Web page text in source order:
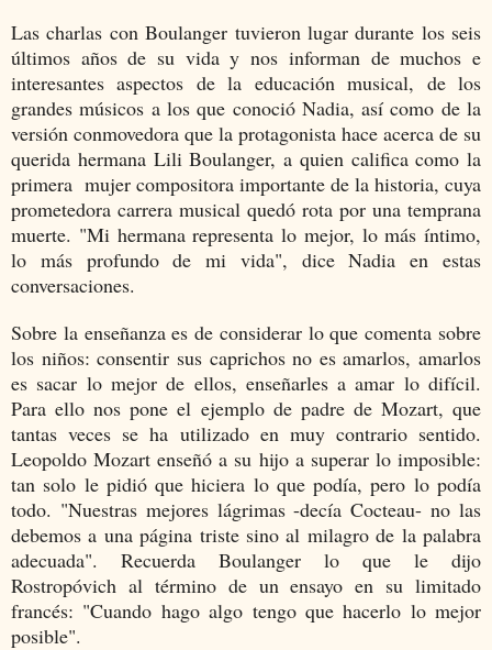
Las charlas con Boulanger tuvieron lugar durante los seis
últimos años de su vida y nos informan de muchos e
interesantes aspectos de la educación musical, de los
grandes músicos a los que conoció Nadia, así como de la
versión conmovedora que la protagonista hace acerca de su
querida hermana Lili Boulanger, a quien califica como la
primera mujer compositora importante de la historia, cuya
prometedora carrera musical quedó rota por una temprana
muerte. "Mi hermana representa lo mejor, lo más íntimo,
lo más profundo de mi vida", dice Nadia en estas
conversaciones.
Sobre la enseñanza es de considerar lo que comenta sobre
los niños: consentir sus caprichos no es amarlos, amarlos
es sacar lo mejor de ellos, enseñarles a amar lo difícil.
Para ello nos pone el ejemplo de padre de Mozart, que
tantas veces se ha utilizado en muy contrario sentido.
Leopoldo Mozart enseñó a su hijo a superar lo imposible:
tan solo le pidió que hiciera lo que podía, pero lo podía
todo. "Nuestras mejores lágrimas -decía Cocteau- no las
debemos a una página triste sino al milagro de la palabra
adecuada". Recuerda Boulanger lo que le dijo
Rostropóvich al término de un ensayo en su limitado
francés: "Cuando hago algo tengo que hacerlo lo mejor
posible".